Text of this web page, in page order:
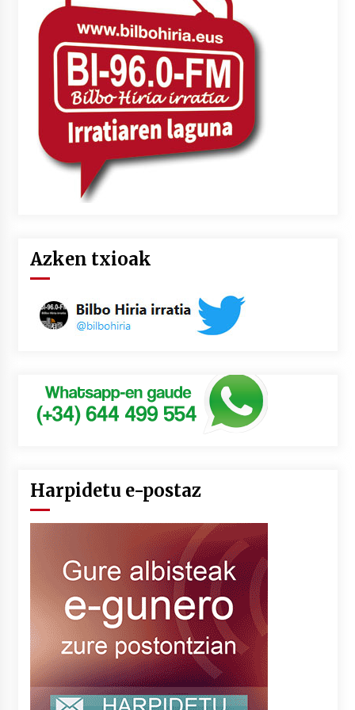
Azken txioak
Harpidetu e-postaz